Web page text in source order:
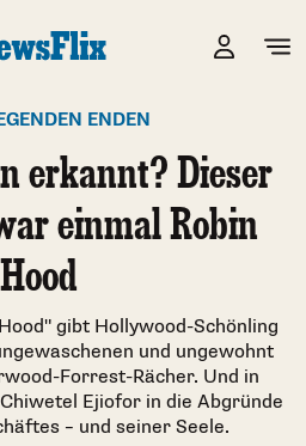
ENDEN
erkannt? Dieser
einmal Robin
Hood
gibt Hollywood-Schönling
und ungewohnt
Forrest-Rächer. Und in
Ejiofor in die Abgründe
– und seiner Seele.